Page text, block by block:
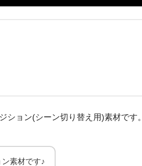
ション(シーン切り替え用)素材です。
素材です♪